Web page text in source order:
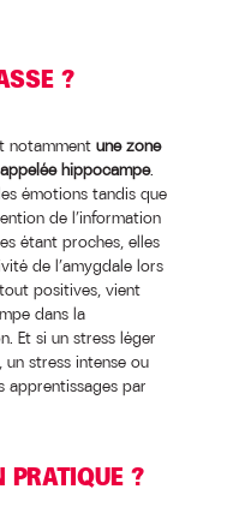
?
notamment une zone
hippocampe.
émotions tandis que
de l’information
étant proches, elles
de l’amygdale lors
positives, vient
dans la
Et si un stress léger
stress intense ou
apprentissages par
?